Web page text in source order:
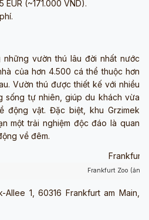
EUR (~171.000 VND).
vườn thú lâu đời nhất nước
của hơn 4.500 cá thể thuộc hơn
Vườn thú được thiết kế với nhiều
sống tự nhiên, giúp du khách vừa
động vật. Đặc biệt, khu Grzimek
một trải nghiệm độc đáo là quan
về đêm.
Frankfurt Zoo (ảnh
Allee 1, 60316 Frankfurt am Main,